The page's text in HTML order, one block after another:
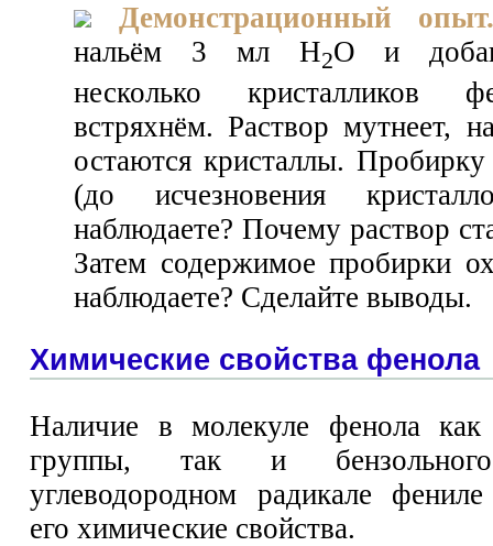
Демонстрационный опыт.
нальём 3 мл Н2O и
несколько кристалликов
встряхнём. Раствор мутнеет,
остаются кристаллы. Пробирку
(до исчезновения
наблюдаете? Почему раствор
Затем содержимое пробирки
наблюдаете? Сделайте выводы.
Химические свойства фенола
Наличие в молекуле фенола как
группы, так и
углеводородном радикале фениле
его химические свойства.